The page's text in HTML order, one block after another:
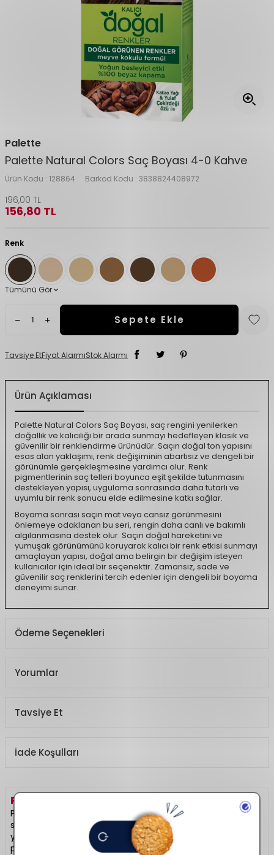
Palette
Palette Natural Colors Saç Boyası 4-0 Kahve
Ürün Kodu : 128864 Barkod Kodu : 3838824408972
196,00 TL
156,80 TL
Renk
Tümünü Gör
Sepete Ekle
Tavsiye EtFiyat AlarmıStok Alarmı
Ürün Açıklaması
Palette Natural Colors Saç Boyası, saç rengini yenilerken
doğallık ve kalıcılığı bir arada sunmayı hedefleyen klasik ve
güvenilir bir renklendirme ürünüdür. Saçın doğal ton yapısını
esas alan yaklaşımı, renk değişiminin abartısız ve dengeli bir
görünümle gerçekleşmesine yardımcı olur. Renk
pigmentlerinin saç telleri boyunca eşit şekilde tutunmasını
destekleyen yapısı, uygulama sonrasında daha tutarlı ve
uyumlu bir renk sonucu elde edilmesine katkı sağlar.
Boyama sonrası saçın mat veya cansız görünmesini
önlemeye odaklanan bu seri, rengin daha canlı ve bakımlı
algılanmasına destek olur. Saçın doğal hareketini ve
yumuşak görünümünü koruyarak kalıcı bir renk etkisi sunmayı
amaçlayan yapısı, doğal ama belirgin bir değişim isteyen
kullanıcılar için ideal bir seçenektir. Zamansız, sade ve
güvenilir saç renklerini tercih edenler için dengeli bir boyama
deneyimi sunar.
Ödeme Seçenekleri
Yorumlar
Tavsiye Et
İade Koşulları
PALETTE
Palette, saç boyasında zengin renk seçenekleri ve kalıcı
sonuçlarıyla her zevke hitap eder. Beyaz kapama gücü
yüksek, canlı ve parlak renkler sunan serileriyle evde
profesyonel sonuç sağlar. Doğal tonlardan cesur renklere